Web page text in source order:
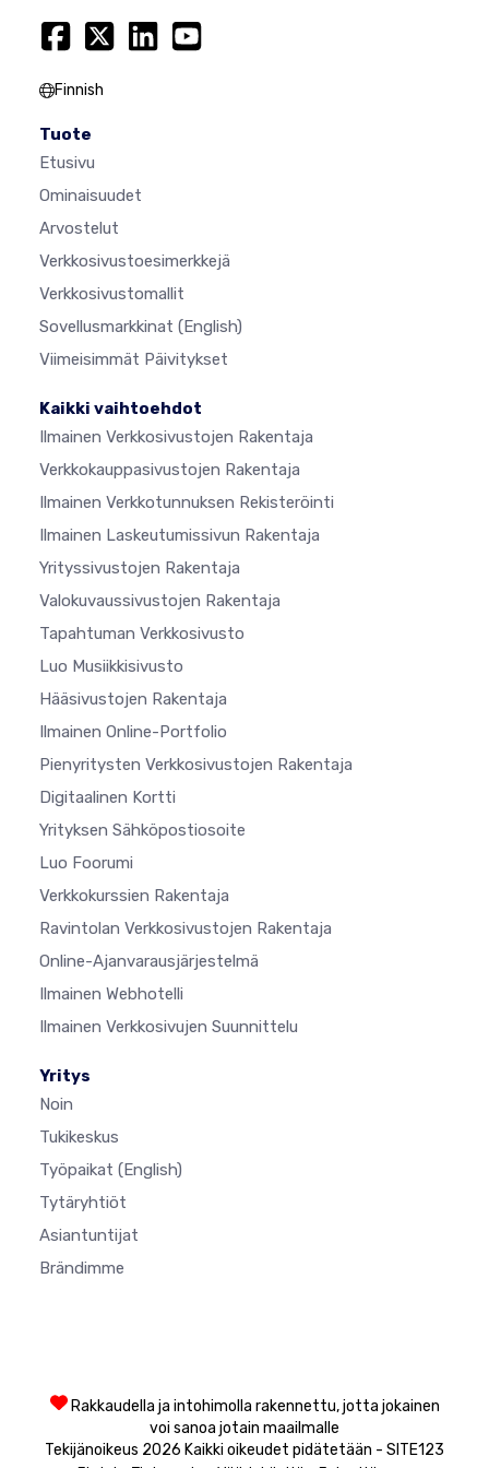
Finnish
Tuote
Etusivu
Ominaisuudet
Arvostelut
Verkkosivustoesimerkkejä
Verkkosivustomallit
Sovellusmarkkinat (English)
Viimeisimmät Päivitykset
Kaikki vaihtoehdot
Ilmainen Verkkosivustojen Rakentaja
Verkkokauppasivustojen Rakentaja
Ilmainen Verkkotunnuksen Rekisteröinti
Ilmainen Laskeutumissivun Rakentaja
Yrityssivustojen Rakentaja
Valokuvaussivustojen Rakentaja
Tapahtuman Verkkosivusto
Luo Musiikkisivusto
Hääsivustojen Rakentaja
Ilmainen Online-Portfolio
Pienyritysten Verkkosivustojen Rakentaja
Digitaalinen Kortti
Yrityksen Sähköpostiosoite
Luo Foorumi
Verkkokurssien Rakentaja
Ravintolan Verkkosivustojen Rakentaja
Online-Ajanvarausjärjestelmä
Ilmainen Webhotelli
Ilmainen Verkkosivujen Suunnittelu
Yritys
Noin
Tukikeskus
Työpaikat (English)
Tytäryhtiöt
Asiantuntijat
Brändimme
Rakkaudella ja intohimolla rakennettu, jotta jokainen
voi sanoa jotain maailmalle
Tekijänoikeus 2026 Kaikki oikeudet pidätetään - SITE123